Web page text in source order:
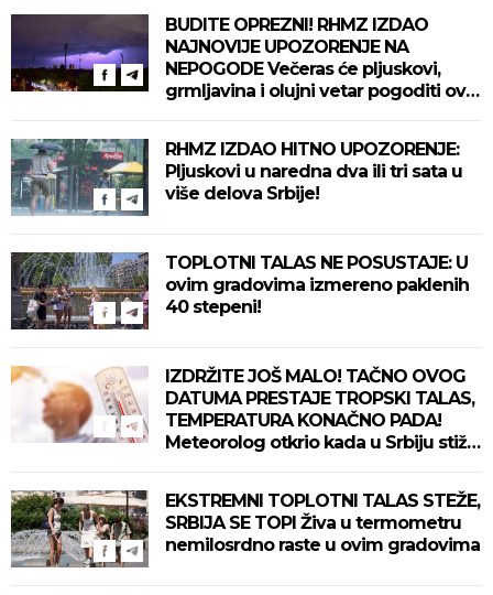
BUDITE OPREZNI! RHMZ IZDAO
NAJNOVIJE UPOZORENJE NA
NEPOGODE Večeras će pljuskovi,
grmljavina i olujni vetar pogoditi ove
RHMZ IZDAO HITNO UPOZORENJE:
Pljuskovi u naredna dva ili tri sata u
više delova Srbije!
TOPLOTNI TALAS NE POSUSTAJE: U
ovim gradovima izmereno paklenih
40 stepeni!
IZDRŽITE JOŠ MALO! TAČNO OVOG
DATUMA PRESTAJE TROPSKI TALAS,
TEMPERATURA KONAČNO PADA!
Meteorolog otkrio kada u Srbiju stiže
EKSTREMNI TOPLOTNI TALAS STEŽE,
SRBIJA SE TOPI Živa u termometru
nemilosrdno raste u ovim gradovima